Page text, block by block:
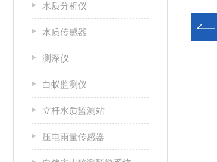
水质分析仪
水质传感器
测深仪
白蚁监测仪
立杆水质监测站
压电雨量传感器